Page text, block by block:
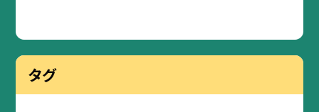
タグ